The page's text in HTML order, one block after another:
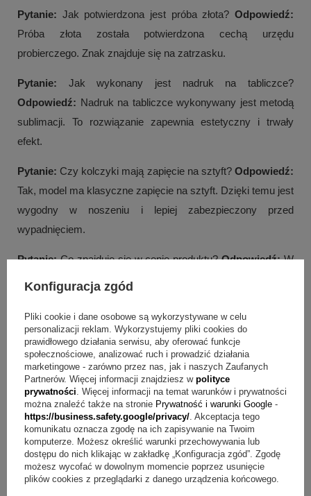
+4
Pytanie: Jak potwierdzona jest próba złota? Odpowiedź:
Próba złota została potwierdzona cechą urzędu
probierczego. Znak znajduje się na zatrzasku.
Pytanie: Jak wykonany jest nadruk na tabliczce?
Odpowiedź: Nadruk na tabliczce wykonywany jest metodą
sublimacji. To rozwiązanie zapewnia estetyczny i trwały
efekt.
Pytanie: Czy kolczyki mają zapięcie na sztyft? Odpowiedź:
Tak, model ma klasyczne zapięcie na sztyft. Dzięki temu jest
wygodny w noszeniu i lepiej zabezpieczony przed
wypadnięciem.
Pytanie:Co znajduje się w cenie produktu?Odpowiedź:W
cenie produktu znajdują się złote kolczyki, personalizowana
Całość tworzy gotowy zestaw do wręczenia.
Pytanie:Dla kogo będą odpowiednie te kolczyki?
Odpowiedź:To dobry wybór dla kobiet, które lubią delikatną
biżuterię. Model sprawdzi się także jako prezent dla Mamy
dzięki personalizowanej oprawie.
Gotowy pomysł na prezent
Jeśli zależy Ci na biżuterii, która łączy subtelny wygląd,
potwierdzoną próbę złota i możliwość nadania całości
Konfiguracja zgód
Pliki cookie i dane osobowe są wykorzystywane w celu
personalizacji reklam. Wykorzystujemy pliki cookies do
prawidłowego działania serwisu, aby oferować funkcje
społecznościowe, analizować ruch i prowadzić działania
marketingowe - zarówno przez nas, jak i naszych Zaufanych
Partnerów. Więcej informacji znajdziesz w polityce
prywatności. Więcej informacji na temat warunków i prywatności
można znaleźć także na stronie Prywatność i warunki Google -
https://business.safety.google/privacy/. Akceptacja tego
komunikatu oznacza zgodę na ich zapisywanie na Twoim
komputerze. Możesz określić warunki przechowywania lub
dostępu do nich klikając w zakładkę „Konfiguracja zgód”. Zgodę
możesz wycofać w dowolnym momencie poprzez usunięcie
plików cookies z przeglądarki z danego urządzenia końcowego.